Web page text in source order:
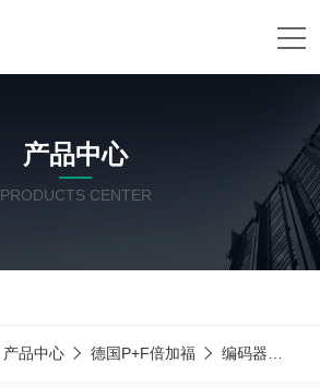
产品中心
PRODUCTS CENTER
产品中心 德国P+F倍加福 编码器